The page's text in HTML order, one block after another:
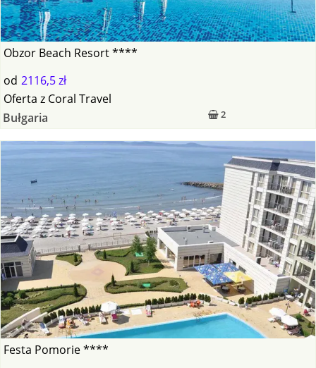
Obzor Beach Resort ****
od 2116,5 zł
2
Oferta z Coral Travel
Bułgaria
Festa Pomorie ****